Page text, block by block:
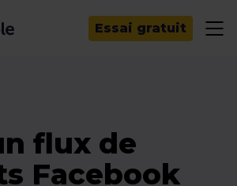
Essai gratuit
flux de
Facebook